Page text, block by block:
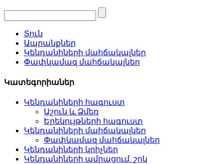
Տուն
Ապրանքներ
Կենդանիների մահճակալներ
Փափկամազ մահճակալներ
Կատեգորիաներ
Կենդանիների հագուստ
Աշուն և Ձմեռ
Երեկույթների հագուստ
Կենդանիների մահճակալներ
Փափկամազ մահճակալներ
Կենդանիների կրիչներ
Կենդանիների ամրացում_շոկ